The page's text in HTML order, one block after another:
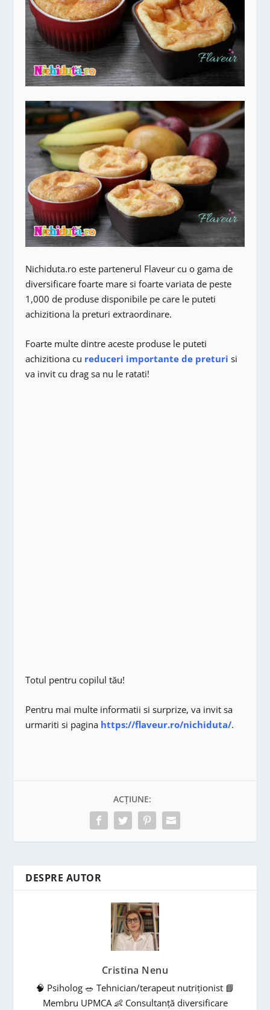
Nichiduta.ro este partenerul Flaveur cu o gama de
diversificare foarte mare si foarte variata de peste
1,000 de produse disponibile pe care le puteti
achizitiona la preturi extraordinare.
Foarte multe dintre aceste produse le puteti
achizitiona cu reduceri importante de preturi si
va invit cu drag sa nu le ratati!
Totul pentru copilul tău!
Pentru mai multe informatii si surprize, va invit sa
urmariti si pagina https://flaveur.ro/nichiduta/.
ACȚIUNE:
DESPRE AUTOR
Cristina Nenu
🧠 Psiholog 🥗 Tehnician/terapeut nutriționist 📘
Membru UPMCA 👶 Consultanță diversificare